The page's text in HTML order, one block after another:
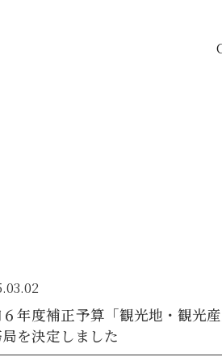
年度補正予算「観光地・観光
を決定しました